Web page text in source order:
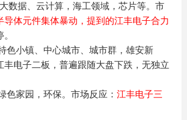
数据、云计算，海工领域，芯片等。市
导体元件集体暴动，提到的江丰电子合力
色小镇、中心城市、城市群，雄安新
丰电子二板，普遍跟随大盘下跌，无独立
色家园，环保。市场反应： 江丰电子三